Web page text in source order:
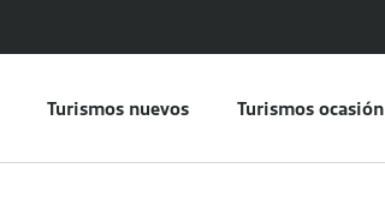
Turismos nuevos Turismos ocasión